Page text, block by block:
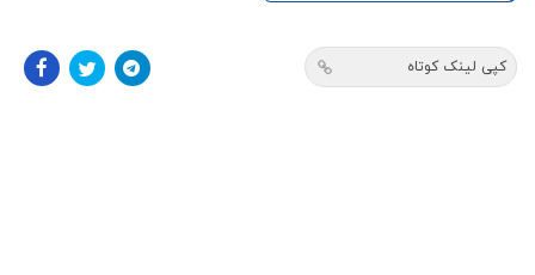
کپی لینک کوتاه